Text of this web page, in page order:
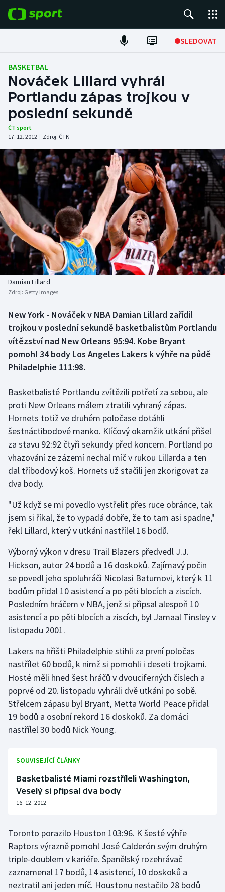
SLEDOVAT
Fotbal
Hokej
Tenis
Atletika
Cyklistika
DALŠÍ SPORTY
Americký fotbal
Baseball a softbal
Basketbal
Biatlon
Box
Curling
Florbal
Futsal
Golf
Gymnastika
Jezdectví
Krasobruslení
Lezení
Lyže a snowboard
Motorsport
Olympijské hry
Parasport
Plážový volejbal
Ragby
Rychlostní kanoistika
Short track
Sportovní střelba
NEPŘEHLÉDNĚTE
Soutěže
Historické návraty
Aplikace ČT sport
BASKETBAL
Nováček Lillard vyhrál
Portlandu zápas trojkou v
poslední sekundě
ČT sport
17. 12. 2012 | Zdroj: ČTK
Damian Lillard
Zdroj: Getty Images
New York - Nováček v NBA Damian Lillard zařídil
trojkou v poslední sekundě basketbalistům Portlandu
vítězství nad New Orleans 95:94. Kobe Bryant
pomohl 34 body Los Angeles Lakers k výhře na půdě
Philadelphie 111:98.
Basketbalisté Portlandu zvítězili potřetí za sebou, ale
proti New Orleans málem ztratili vyhraný zápas.
Hornets totiž ve druhém poločase dotáhli
šestnáctibodové manko. Klíčový okamžik utkání přišel
za stavu 92:92 čtyři sekundy před koncem. Portland po
vhazování ze zázemí nechal míč v rukou Lillarda a ten
dal tříbodový koš. Hornets už stačili jen zkorigovat za
dva body.
"Už když se mi povedlo vystřelit přes ruce obránce, tak
jsem si říkal, že to vypadá dobře, že to tam asi spadne,"
řekl Lillard, který v utkání nastřílel 16 bodů.
Výborný výkon v dresu Trail Blazers předvedl J.J.
Hickson, autor 24 bodů a 16 doskoků. Zajímavý počin
se povedl jeho spoluhráči Nicolasi Batumovi, který k 11
bodům přidal 10 asistencí a po pěti blocích a ziscích.
Posledním hráčem v NBA, jenž si připsal alespoň 10
asistencí a po pěti blocích a ziscích, byl Jamaal Tinsley v
listopadu 2001.
Lakers na hřišti Philadelphie stihli za první poločas
nastřílet 60 bodů, k nimž si pomohli i deseti trojkami.
Hosté měli hned šest hráčů v dvouciferných číslech a
poprvé od 20. listopadu vyhráli dvě utkání po sobě.
Střelcem zápasu byl Bryant, Metta World Peace přidal
19 bodů a osobní rekord 16 doskoků. Za domácí
nastřílel 30 bodů Nick Young.
SOUVISEJÍCÍ ČLÁNKY
Basketbalisté Miami rozstříleli Washington,
Veselý si připsal dva body
16. 12. 2012
Toronto porazilo Houston 103:96. K šesté výhře
Raptors výrazně pomohl José Calderón svým druhým
triple-doublem v kariéře. Španělský rozehrávač
zaznamenal 17 bodů, 14 asistencí, 10 doskoků a
neztratil ani jeden míč. Houstonu nestačilo 28 bodů